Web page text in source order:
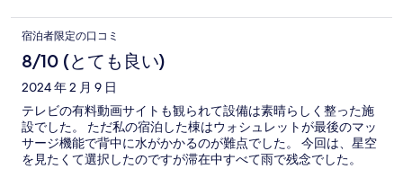
宿泊者限定の口コミ
8/10 (とても良い)
2024 年 2 月 9 日
テレビの有料動画サイトも観られて設備は素晴らしく整った施
設でした。 ただ私の宿泊した棟はウォシュレットが最後のマッ
サージ機能で背中に水がかかるのが難点でした。 今回は、星空
を見たくて選択したのですが滞在中すべて雨で残念でした。